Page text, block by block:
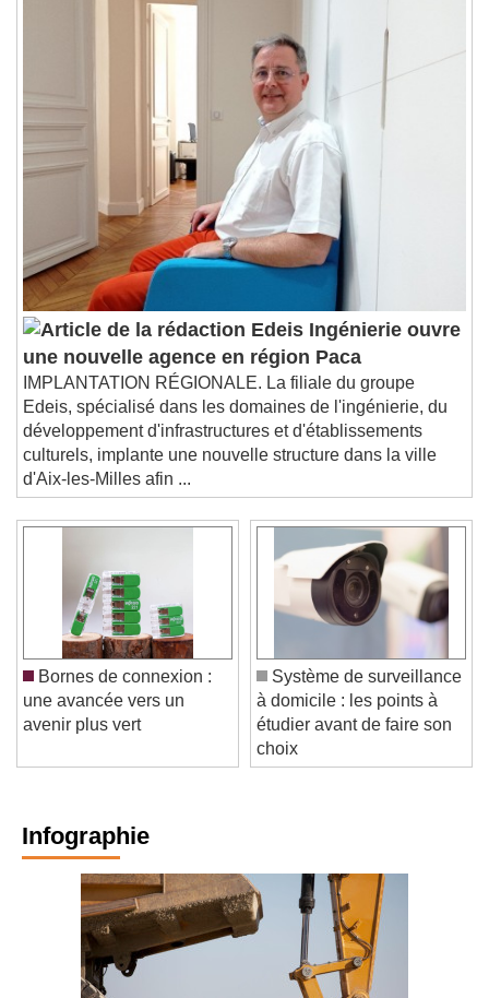
Edeis Ingénierie ouvre
une nouvelle agence en région Paca
IMPLANTATION RÉGIONALE. La filiale du groupe
Edeis, spécialisé dans les domaines de l'ingénierie, du
développement d'infrastructures et d'établissements
culturels, implante une nouvelle structure dans la ville
d'Aix-les-Milles afin ...
Bornes de connexion :
une avancée vers un
Système de surveillance
à domicile : les points à
étudier avant de faire son
choix
Infographie